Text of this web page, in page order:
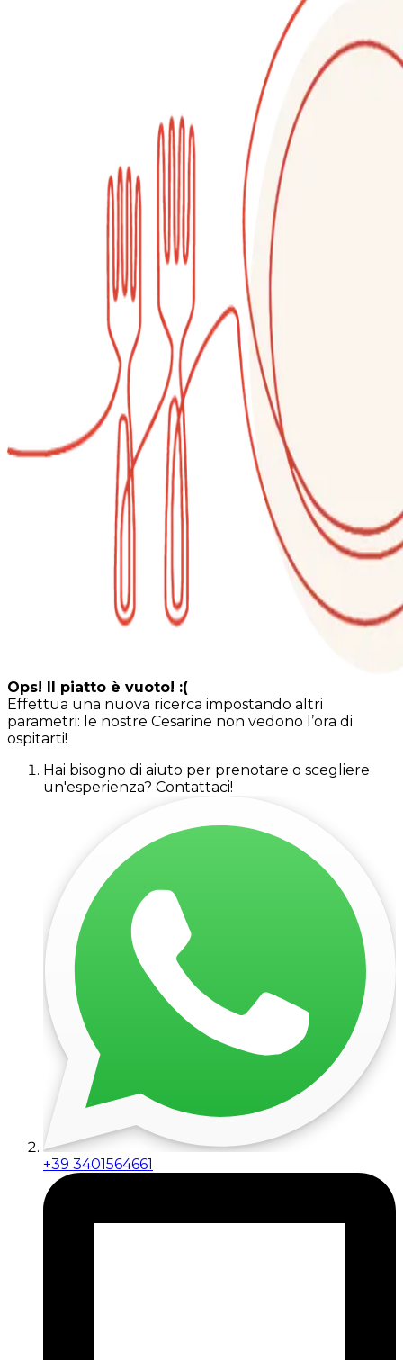
Ops! Il piatto è vuoto! :(
Effettua una nuova ricerca impostando altri
parametri: le nostre Cesarine non vedono l’ora di
ospitarti!
Hai bisogno di aiuto per prenotare o scegliere
un'esperienza? Contattaci!
+39 3401564661